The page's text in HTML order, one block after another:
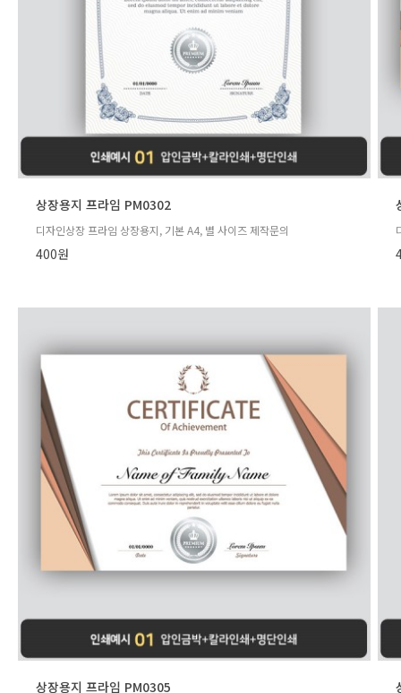
상장용지 프라임 PM0302
디자인상장 프라임 상장용지, 기본 A4, 별 사이즈 제작문의
400원
상장용지 프라임 PM0305